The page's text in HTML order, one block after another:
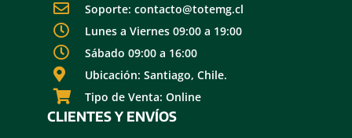
Soporte: contacto@totemg.cl
Lunes a Viernes 09:00 a 19:00
Sábado 09:00 a 16:00
Ubicación: Santiago, Chile.
Tipo de Venta: Online
CLIENTES Y ENVÍOS